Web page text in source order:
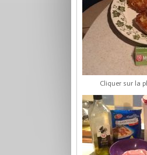
Cliquer sur la